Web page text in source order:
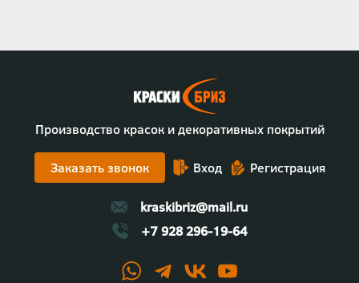
Производство красок и декоративных покрытий
Заказать звонок Вход Регистрация
kraskibriz@mail.ru
+7 928 296-19-64